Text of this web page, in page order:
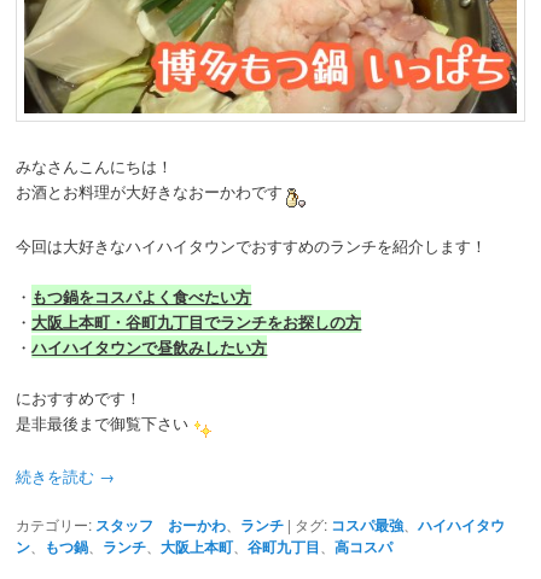
みなさんこんにちは！
お酒とお料理が大好きなおーかわです
今回は大好きなハイハイタウンでおすすめのランチを紹介します！
・ もつ鍋をコスパよく食べたい方
・ 大阪上本町・谷町九丁目でランチをお探しの方
・ハイハイタウンで昼飲みしたい方
におすすめです！
是非最後まで御覧下さい
続きを読む →
カテゴリー: スタッフ おーかわ ランチ | タグ: コスパ最強 、ハイハイタウ
ン
もつ鍋 ランチ 、大阪上本町、谷町九丁目 、高コスパ